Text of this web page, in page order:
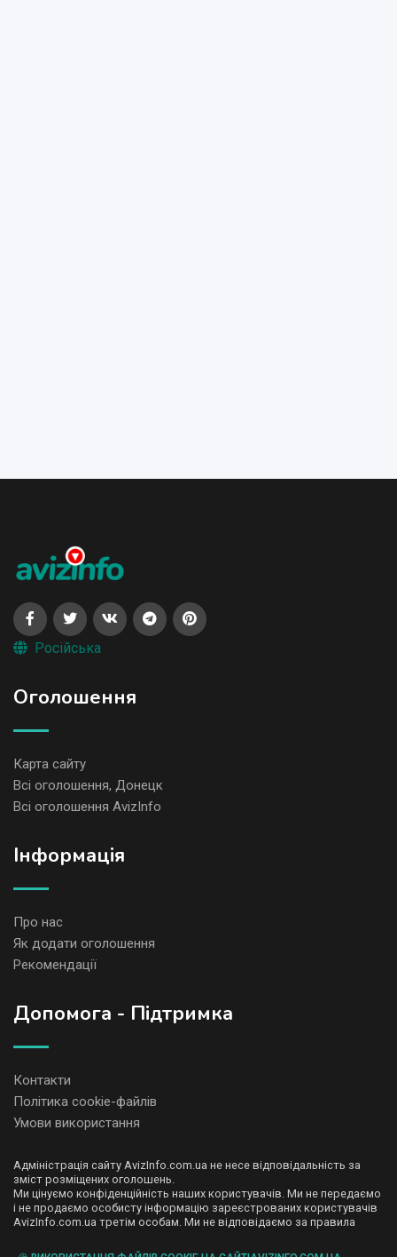
Російська
Оголошення
Карта сайту
Всі оголошення, Донецк
Всі оголошення AvizInfo
Iнформація
Про нас
Як додати оголошення
Рекомендації
Допомога - Підтримка
Контакти
Політика cookie-файлів
Умови використання
Адміністрація сайту AvizInfo.com.ua не несе відповідальність за
зміст розміщених оголошень.
Ми цінуємо конфіденційність наших користувачів. Ми не передаємо
і не продаємо особисту інформацію зареєстрованих користувачів
AvizInfo.com.ua третім особам. Ми не відповідаємо за правила
деяких сторінках нашого сайту представлена реклама Google